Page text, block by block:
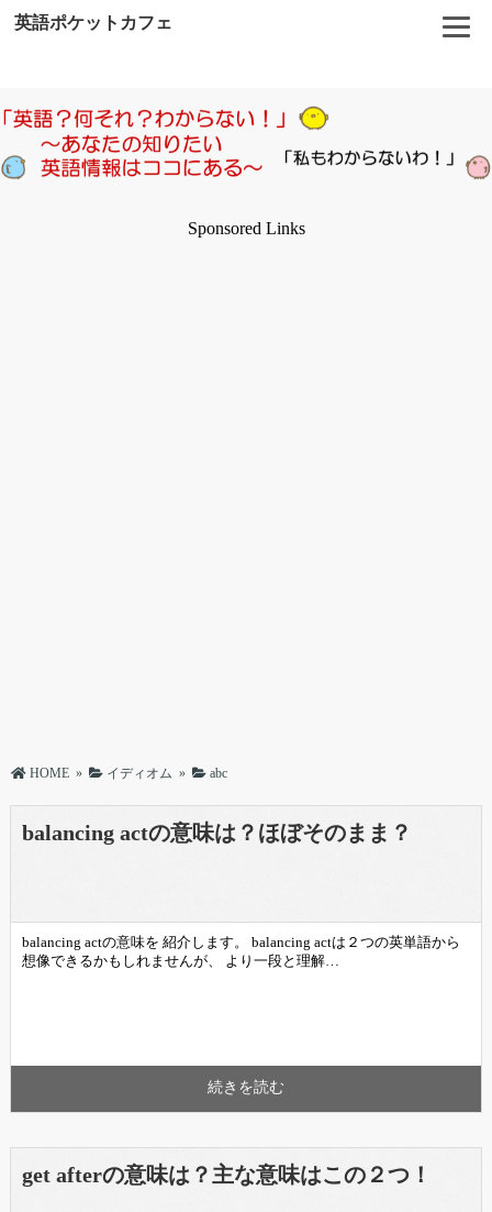
英語ポケットカフェ
Sponsored Links
HOME » イディオム » abc
balancing actの意味は？ほぼそのまま？
balancing actの意味を 紹介します。 balancing actは２つの英単語から
想像できるかもしれませんが、 より一段と理解…
続きを読む
get afterの意味は？主な意味はこの２つ！